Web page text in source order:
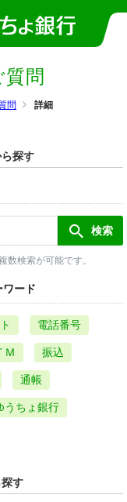
問 詳細
問
探す
検索が可能です。
ワード
電話番号
Ｍ 振込
通帳
うちょ銀行
す